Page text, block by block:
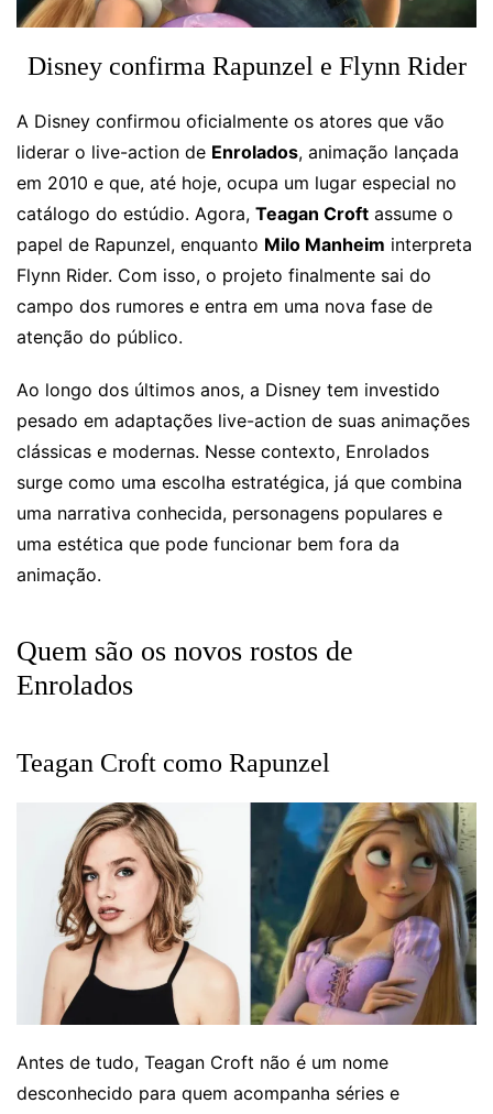
Disney confirma Rapunzel e Flynn Rider
A Disney confirmou oficialmente os atores que vão
liderar o live-action de Enrolados, animação lançada
em 2010 e que, até hoje, ocupa um lugar especial no
catálogo do estúdio. Agora, Teagan Croft assume o
papel de Rapunzel, enquanto Milo Manheim interpreta
Flynn Rider. Com isso, o projeto finalmente sai do
campo dos rumores e entra em uma nova fase de
atenção do público.
Ao longo dos últimos anos, a Disney tem investido
pesado em adaptações live-action de suas animações
clássicas e modernas. Nesse contexto, Enrolados
surge como uma escolha estratégica, já que combina
uma narrativa conhecida, personagens populares e
uma estética que pode funcionar bem fora da
animação.
Quem são os novos rostos de
Enrolados
Teagan Croft como Rapunzel
Antes de tudo, Teagan Croft não é um nome
desconhecido para quem acompanha séries e